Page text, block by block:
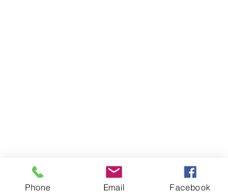
Phone Email Facebook